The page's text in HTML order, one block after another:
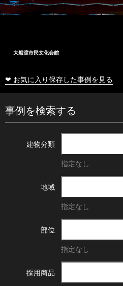
大船渡市民文化会館
❤ お気に入り保存した事例を見る
事例を検索する
建物分類
指定なし
地域
指定なし
部位
指定なし
採用商品